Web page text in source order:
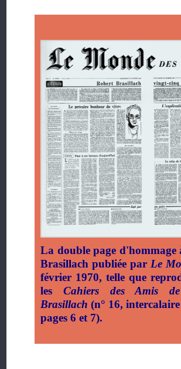
La double page d'hommage
Brasillach publiée par Le
février 1970, telle que
les Cahiers des Amis
Brasillach (n° 16,
pages 6 et 7).